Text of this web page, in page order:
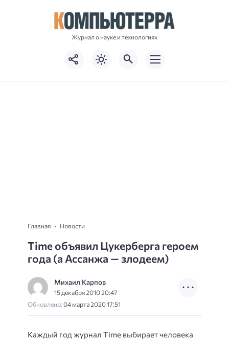
Журнал о науке и технологиях
Главная Новости
Time объявил Цукерберга героем
года (а Ассанжа — злодеем)
Михаил Карпов
15 декабря 2010 20:47
Обновлено:04 марта 2020 17:51
Каждый год журнал Time выбирает человека